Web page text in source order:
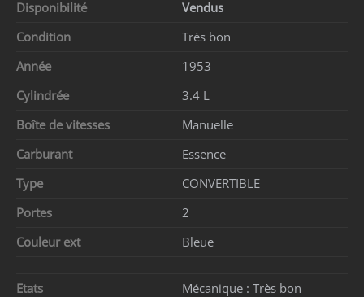
Disponibilité
Vendus
Condition
Très bon
Année
1953
Cylindrée
3.4 L
Boîte de vitesses
Manuelle
Carburant
Essence
Type
CONVERTIBLE
Portes
2
Couleur ext
Bleue
Etats Mécanique : Très bon